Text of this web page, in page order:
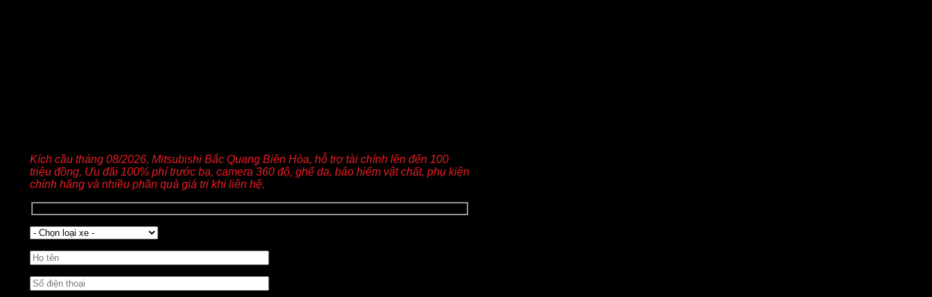
Kích cầu tháng 08/2026, Mitsubishi Bắc Quang Biên Hòa, hỗ trợ tài chính lên đến 100
triệu đồng, Ưu đãi 100% phí trước bạ, camera 360 độ, ghế da, bảo hiểm vật chất, phụ kiện
chính hãng và nhiều phần quà giá trị khi liên hệ.